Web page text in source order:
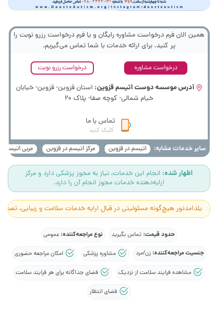
همین الان فرم درخواست مشاوره رایگان و یا فرم درخواست رزرو نوبت را
پر کنید. برای ارائه خدمات با شما تماس می‌گیریم.
درخواست مشاوره درخواست رزرو نوبت
آدرس موسسه دوست اتیسم قزوین: استان قزوین- قزوین- خیابان
خیام شمالی- کوچه صفا- پلاک 20
تماس با ما
کلیک کنید
سایر خدمات مشابه: اتیسم در قزوین مرکز اتیسم در قزوین مربی اتیسم
اظهار شده: انجام این خدمات، نیاز به مجوز پزشکی دارد و مرکز
ارایه‌دهنده خدمات مجوز انجام آن را دارد.
یلدامدتور هیچ‌گونه مسئولیتی در قبال ارایه خدمات سلامت و زیبایی،
حدود قیمت: تماس بگیرید نوع مراجعه‌کننده: عمومی
جنسیت مراجعه‌کننده:زن/مرد مشاوره پزشکی امکان مراجعه حضوری
مشاهده فرایند سلامت از نزدیک فضای جداگانه برای هر فرایند سلامت
فضای انتظار